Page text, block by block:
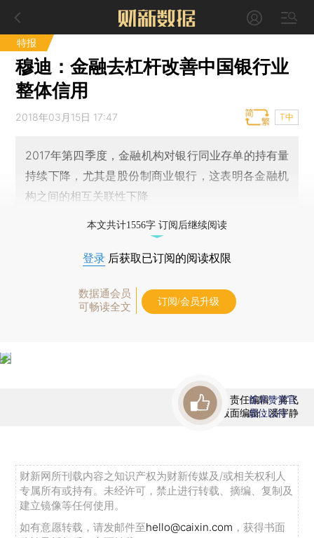
特报
穆迪：金融去杠杆改善中国银行业
整体信用
2018年03月15日 17:47 T中
2017年第四季度，金融机构对银行同业存单的持有量
持续下降，尤其是股份制商业银行，这表明各金融机
构之间的相互关联性下降
本文共计1556字 订阅后继续阅读
登录 后获取已订阅的阅读权限
数据通会员
可畅读全文
订阅/会员升级
责任编辑：蒋飞
版面编辑：潘宇静
首席赞赏官
虚位以待
财新网所刊载内容之知识产权为财新传媒及/或相关权利人
专属所有或持有。未经许可，禁止进行转载、摘编、复制及
建立镜像等任何使用。
如有意愿转载，请发邮件至hello@caixin.com ，获得书面